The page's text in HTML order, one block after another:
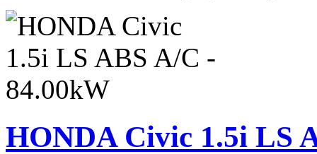
HONDA Civic 1.5i LS